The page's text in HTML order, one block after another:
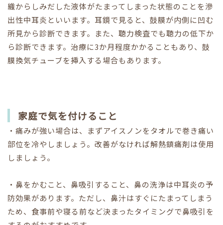
織からしみだした液体がたまってしまった状態のことを滲
出性中耳炎といいます。耳鏡で見ると、鼓膜が内側に凹む
所見から診断できます。また、聴力検査でも聴力の低下か
ら診断できます。治療に3か月程度かかることもあり、鼓
膜換気チューブを挿入する場合もあります。
家庭で気を付けること
・痛みが強い場合は、まずアイスノンをタオルで巻き痛い
部位を冷やしましょう。改善がなければ解熱鎮痛剤は使用
しましょう。
・鼻をかむこと、鼻吸引すること、鼻の洗浄は中耳炎の予
防効果があります。ただし、鼻汁はすぐにたまってしまう
ため、食事前や寝る前など決まったタイミングで鼻吸引を